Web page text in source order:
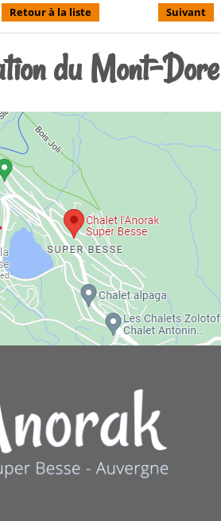
Retour à la liste Suivant
du Mont-Dore